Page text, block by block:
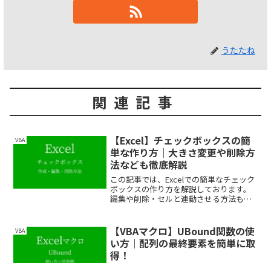
うたたね
関連記事
VBA
【Excel】チェックボックスの簡
単な作り方｜大きさ変更や削除方
法なども徹底解説
この記事では、Excelでの簡単なチェック
ボックスの作り方を解説しております。
編集や削除・セルと連動させる方法も紹
VBA
【VBAマクロ】UBound関数の使
い方｜配列の最終要素を簡単に取
得！